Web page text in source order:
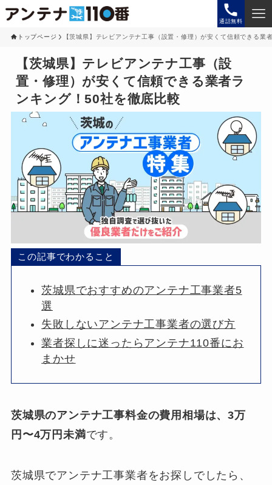
通話無料
トップページ 【茨城県】テレビアンテナ工事（設置・修理）が安くて信頼できる業
【茨城県】テレビアンテナ工事（設
置・修理）が安くて信頼できる業者ラ
ンキング！50社を徹底比較
この記事でわかること
茨城県でおすすめのアンテナ工事業者5
選
失敗しないアンテナ工事業者の選び方
業者探しに迷ったらアンテナ110番にお
まかせ
茨城県のアンテナ工事料金の費用相場は、3万
円〜4万円未満です。
茨城県でアンテナ工事業者をお探しでしたら、